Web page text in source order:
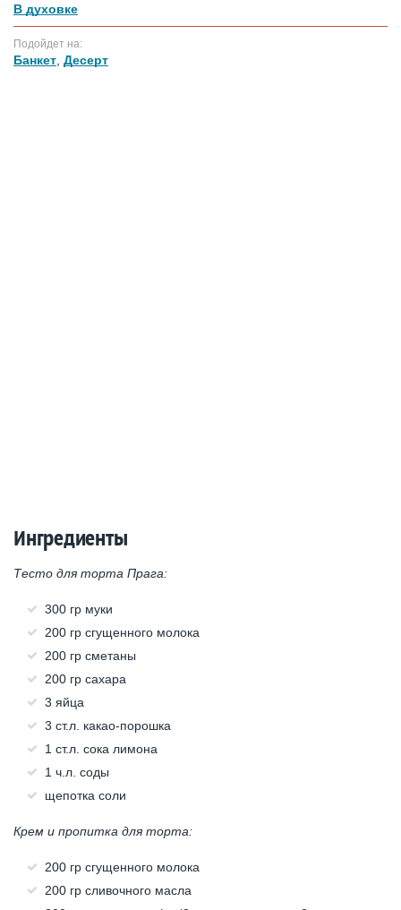
В духовке
Подойдет на:
Банкет Десерт
Ингредиенты
Тесто для торта Прага:
300 гр муки
200 гр сгущенного молока
200 гр сметаны
200 гр сахара
3 яйца
3 ст.л. какао-порошка
1 ст.л. сока лимона
1 ч.л. соды
щепотка соли
Крем и пропитка для торта:
200 гр сгущенного молока
200 гр сливочного масла